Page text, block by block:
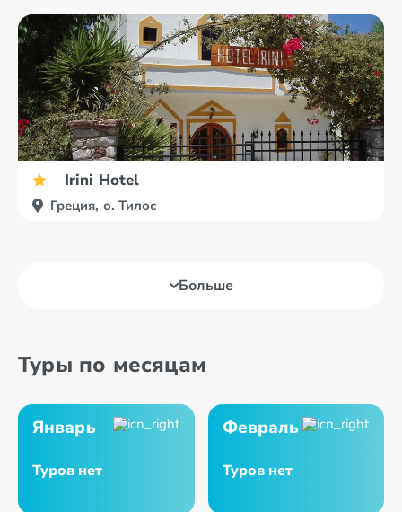
Irini Hotel
Греция, о. Тилос
Больше
Туры по месяцам
Январь
Туров нет
Февраль
Туров нет